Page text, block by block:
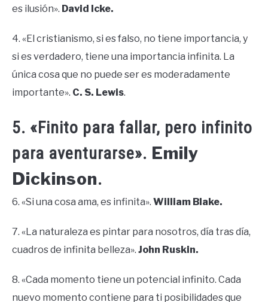
es ilusión». David Icke.
4. «El cristianismo, si es falso, no tiene importancia, y
si es verdadero, tiene una importancia infinita. La
única cosa que no puede ser es moderadamente
importante». C. S. Lewis.
5. «Finito para fallar, pero infinito
para aventurarse». Emily
Dickinson.
6. «Si una cosa ama, es infinita». William Blake.
7. «La naturaleza es pintar para nosotros, día tras día,
cuadros de infinita belleza». John Ruskin.
8. «Cada momento tiene un potencial infinito. Cada
nuevo momento contiene para ti posibilidades que